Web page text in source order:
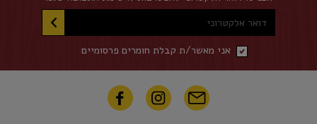
דואר אלקטרוני
אני מאשר/ת קבלת חומרים פרסומיים